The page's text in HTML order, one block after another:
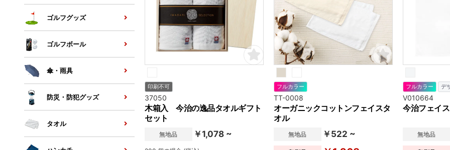
印刷不可
37050
木箱入 今治の逸品タオルギフト
セット
無地品 ￥1,078 ~
フルカラー
TT-0008
オーガニックコットンフェイスタ
オル
無地品 ￥522 ~
フルカラー デ
V010664
今治フェイ
無地品
ゴルフグッズ
ゴルフボール
傘・雨具
防災・防犯グッズ
タオル